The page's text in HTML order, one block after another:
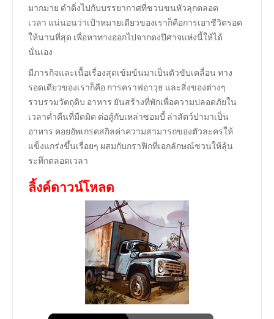
มากมาย ดำดิ่งไปกับบรรยากาศที่ชวนขนหัวลุกตลอด
เวลา แน่นอนว่าเป้าหมายเดียวของเราก็คือการเอาชีวิตรอด
ให้นานที่สุด เพื่อหาทางออกไปจากดงปีศาจแห่งนี้ให้ได้
นั่นเอง
มีภารกิจและเนื้อเรื่องสุดเข้มข้นมาเป็นตัวขับเคลื่อน ทาง
รอดเดียวของเราก็คือ การคราฟอาวุธ และสิ่งของต่างๆ
รวบรวมวัตถุดิบ อาหาร ยันสร้างที่พักเพื่อความปลอดภัยใน
เวลาค่ำคืนที่มืดมิด ต่อสู้กับเหล่าซอมบี้ ล่าสัตว์ป่ามาเป็น
อาหาร คอยอัพเกรดสกิลค่าความสามารถของตัวละครให้
แข็งแกร่งขึ้นเรื่อยๆ ผสมกับกราฟิกที่เอกลักษณ์ชวนให้ลุ้น
ระทึกตลอดเวลา
ลิ้งค์ดาวน์โหลด